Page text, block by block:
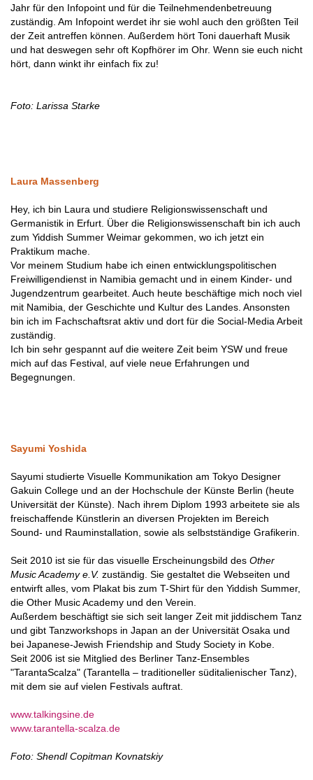
Jahr für den Infopoint und für die Teilnehmendenbetreuung
zuständig. Am Infopoint werdet ihr sie wohl auch den größten Teil
der Zeit antreffen können. Außerdem hört Toni dauerhaft Musik
und hat deswegen sehr oft Kopfhörer im Ohr. Wenn sie euch nicht
hört, dann winkt ihr einfach fix zu!
Foto: Larissa Starke
Laura Massenberg
Hey, ich bin Laura und studiere Religionswissenschaft und
Germanistik in Erfurt. Über die Religionswissenschaft bin ich auch
zum Yiddish Summer Weimar gekommen, wo ich jetzt ein
Praktikum mache.
Vor meinem Studium habe ich einen entwicklungspolitischen
Freiwilligendienst in Namibia gemacht und in einem Kinder- und
Jugendzentrum gearbeitet. Auch heute beschäftige mich noch viel
mit Namibia, der Geschichte und Kultur des Landes. Ansonsten
bin ich im Fachschaftsrat aktiv und dort für die Social-Media Arbeit
zuständig.
Ich bin sehr gespannt auf die weitere Zeit beim YSW und freue
mich auf das Festival, auf viele neue Erfahrungen und
Begegnungen.
Sayumi Yoshida
Sayumi studierte Visuelle Kommunikation am Tokyo Designer
Gakuin College und an der Hochschule der Künste Berlin (heute
Universität der Künste). Nach ihrem Diplom 1993 arbeitete sie als
freischaffende Künstlerin an diversen Projekten im Bereich
Sound- und Rauminstallation, sowie als selbstständige Grafikerin.
Seit 2010 ist sie für das visuelle Erscheinungsbild des Other
Music Academy e.V. zuständig. Sie gestaltet die Webseiten und
entwirft alles, vom Plakat bis zum T-Shirt für den Yiddish Summer,
die Other Music Academy und den Verein.
Außerdem beschäftigt sie sich seit langer Zeit mit jiddischem Tanz
und gibt Tanzworkshops in Japan an der Universität Osaka und
bei Japanese‐Jewish Friendship and Study Society in Kobe.
Seit 2006 ist sie Mitglied des Berliner Tanz-Ensembles
"TarantaScalza" (Tarantella – traditioneller süditalienischer Tanz),
mit dem sie auf vielen Festivals auftrat.
www.talkingsine.de
www.tarantella-scalza.de
Foto: Shendl Copitman Kovnatskiy